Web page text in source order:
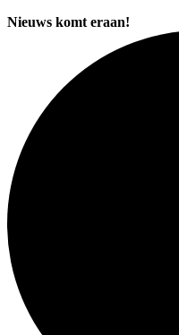
Nieuws komt eraan!